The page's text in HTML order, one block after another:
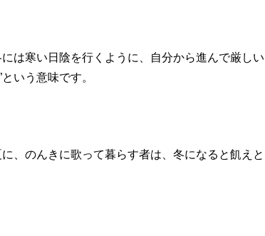
は寒い日陰を行くように、自分から進んで厳しい
いう意味です。
、のんきに歌って暮らす者は、冬になると飢えと